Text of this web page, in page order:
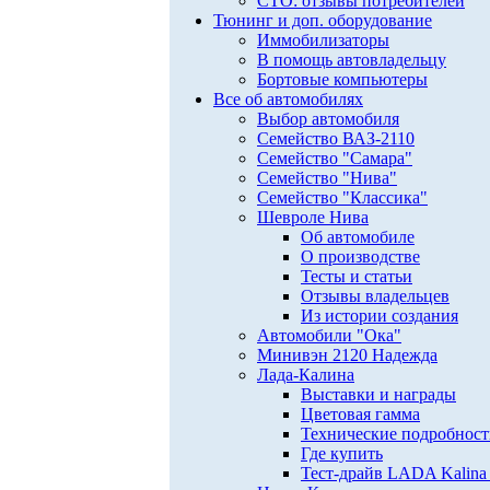
Тюнинг и доп. оборудование
Иммобилизаторы
В помощь автовладельцу
Бортовые компьютеры
Все об автомобилях
Выбор автомобиля
Семейство ВАЗ-2110
Семейство "Самара"
Семейство "Нива"
Семейство "Классика"
Шевроле Нива
Об автомобиле
О производстве
Тесты и статьи
Отзывы владельцев
Из истории создания
Автомобили "Ока"
Минивэн 2120 Надежда
Лада-Калина
Выставки и награды
Цветовая гамма
Технические
Где купить
Тест-драйв LADA Kalina